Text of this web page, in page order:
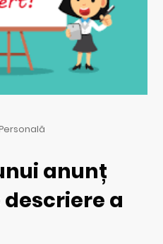
anunț
a